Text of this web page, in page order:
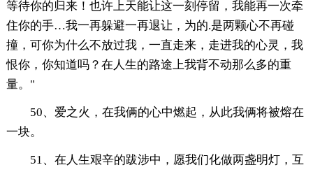
等待你的归来！也许上天能让这一刻停留，我能再一次牵
住你的手…我一再躲避一再退让，为的.是两颗心不再碰
撞，可你为什么不放过我，一直走来，走进我的心灵，我
恨你，你知道吗？在人生的路途上我背不动那么多的重
量。"
50、爱之火，在我俩的心中燃起，从此我俩将被熔在
一块。
51、在人生艰辛的跋涉中，愿我们化做两盏明灯，互